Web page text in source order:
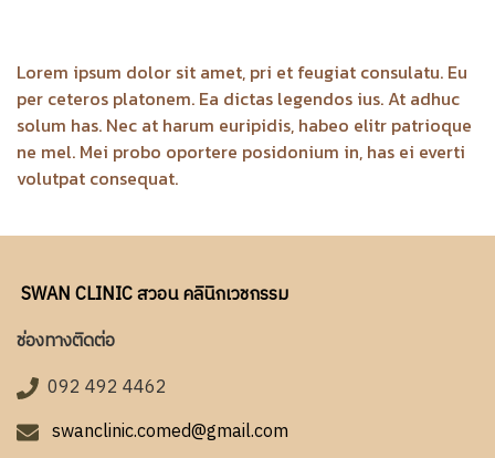
Lorem ipsum dolor sit amet, pri et feugiat consulatu. Eu
per ceteros platonem. Ea dictas legendos ius. At adhuc
solum has. Nec at harum euripidis, habeo elitr patrioque
ne mel. Mei probo oportere posidonium in, has ei everti
volutpat consequat.
SWAN CLINIC สวอน คลินิกเวชกรรม
ช่องทางติดต่อ
092 492 4462
swanclinic.comed@gmail.com